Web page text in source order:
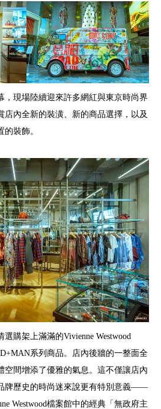
，現場陸續迎來許多網紅與東京時尚界
店內全新的裝潢、新的商品選擇，以及
裝飾。
購架上滿滿的Vivienne Westwood
系列商品。店內後牆的一整面全
空間增添了優雅的氣息。這不僅讓店內
牌歷史的時尚迷來說更有特別意義——
Westwood檔案館中的經典「無政府主